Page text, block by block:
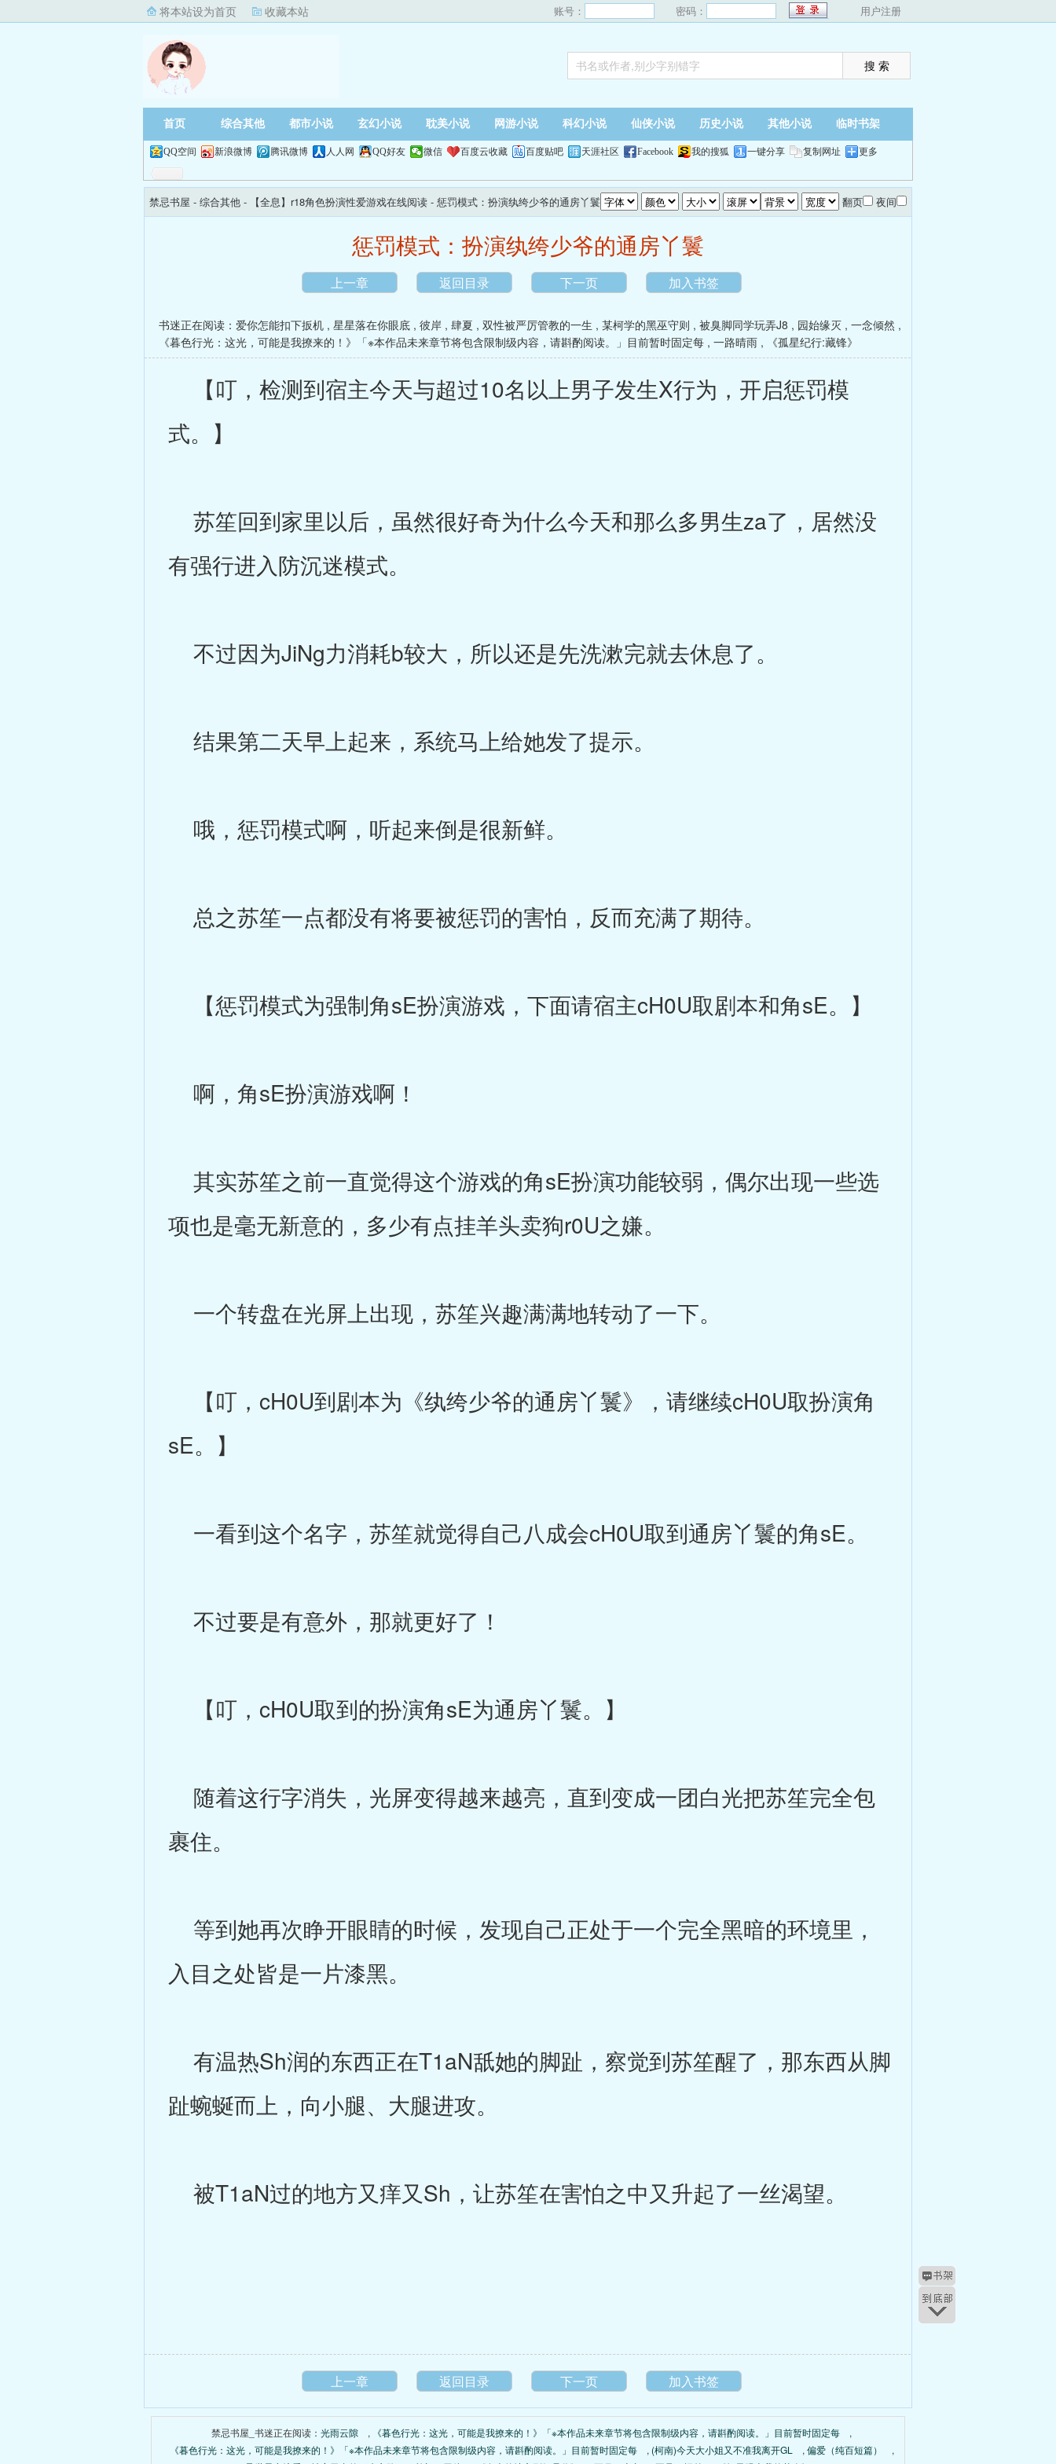
将本站设为首页 收藏本站 账号： 密码： 用户注册
首页 综合其他 都市小说 玄幻小说 耽美小说 网游小说 科幻小说 仙侠小说 历史小说 其他小说 临时书架
QQ空间 新浪微博 腾讯微博 人人网 QQ好友 微信 百度云收藏 百度贴吧 天涯社区 Facebook 我的搜狐 一键分享 复制网址 更多
禁忌书屋 - 综合其他 - 【全息】r18角色扮演性爱游戏在线阅读 - 惩罚模式：扮演纨绔少爷的通房丫鬟 翻页 夜间
惩罚模式：扮演纨绔少爷的通房丫鬟
上一章 返回目录 下一页 加入书签
书迷正在阅读： 爱你怎能扣下扳机 , 星星落在你眼底 , 彼岸 , 肆夏 , 双性被严厉管教的一生 , 某柯学的黑巫守则 , 被臭脚同学玩弄J8 , 园始缘灭 , 一念倾然 ,
《暮色行光：这光，可能是我撩来的！》「※本作品未来章节将包含限制级内容，请斟酌阅读。」目前暂时固定每 , 一路晴雨 , 《孤星纪行:藏锋》
【叮，检测到宿主今天与超过10名以上男子发生X行为，开启惩罚模
式。】
苏笙回到家里以后，虽然很好奇为什么今天和那么多男生za了，居然没
有强行进入防沉迷模式。
不过因为JiNg力消耗b较大，所以还是先洗漱完就去休息了。
结果第二天早上起来，系统马上给她发了提示。
哦，惩罚模式啊，听起来倒是很新鲜。
总之苏笙一点都没有将要被惩罚的害怕，反而充满了期待。
【惩罚模式为强制角sE扮演游戏，下面请宿主cH0U取剧本和角sE。】
啊，角sE扮演游戏啊！
其实苏笙之前一直觉得这个游戏的角sE扮演功能较弱，偶尔出现一些选
项也是毫无新意的，多少有点挂羊头卖狗r0U之嫌。
一个转盘在光屏上出现，苏笙兴趣满满地转动了一下。
【叮，cH0U到剧本为《纨绔少爷的通房丫鬟》，请继续cH0U取扮演角
sE。】
一看到这个名字，苏笙就觉得自己八成会cH0U取到通房丫鬟的角sE。
不过要是有意外，那就更好了！
【叮，cH0U取到的扮演角sE为通房丫鬟。】
随着这行字消失，光屏变得越来越亮，直到变成一团白光把苏笙完全包
裹住。
等到她再次睁开眼睛的时候，发现自己正处于一个完全黑暗的环境里，
入目之处皆是一片漆黑。
有温热Sh润的东西正在T1aN舐她的脚趾，察觉到苏笙醒了，那东西从脚
趾蜿蜒而上，向小腿、大腿进攻。
被T1aN过的地方又痒又Sh，让苏笙在害怕之中又升起了一丝渴望。
上一章 返回目录 下一页 加入书签
禁忌书屋_书迷正在阅读： 光雨云隙 , 《暮色行光：这光，可能是我撩来的！》「※本作品未来章节将包含限制级内容，请斟酌阅读。」目前暂时固定每
,
《暮色行光：这光，可能是我撩来的！》「※本作品未来章节将包含限制级内容，请斟酌阅读。」目前暂时固定每
, (柯南)今天大小姐又不准我离开GL , 偏爱（纯百短篇）
,